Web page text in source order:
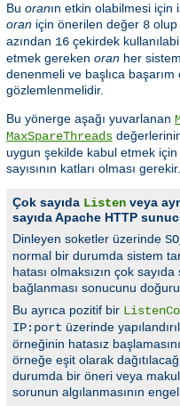
Bu oranın etkin olabilmesi için
oran için önerilen değer 8 olup
azından 16 çekirdek
etmek gereken oran her
denenmeli ve başlıca
gözlemlenmelidir.
Bu yönerge aşağı yuvarlanan
MaxSpareThreads
uygun şekilde kabul etmek için
sayısının katları olması gerekir.
Çok sayıda Listen veya
sayıda Apache HTTP
Dinleyen soketler üzerinde
normal bir durumda sistem
hatası olmaksızın çok
bağlanması sonucunu
Bu ayrıca pozitif bir
IP:port üzerinde
örneğinin hatasız
örneğe eşit olarak
durumda bir öneri veya
sorunun algılanmasının